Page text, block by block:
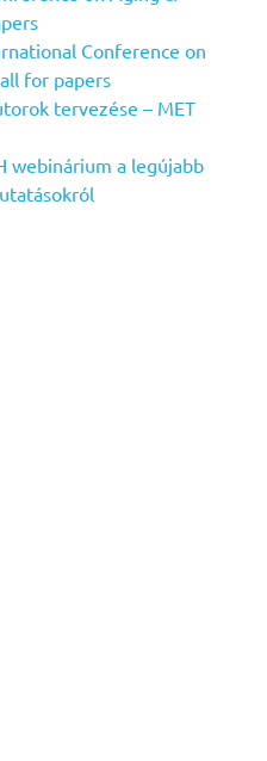
Conference on
for papers
tervezése – MET
webinárium a legújabb